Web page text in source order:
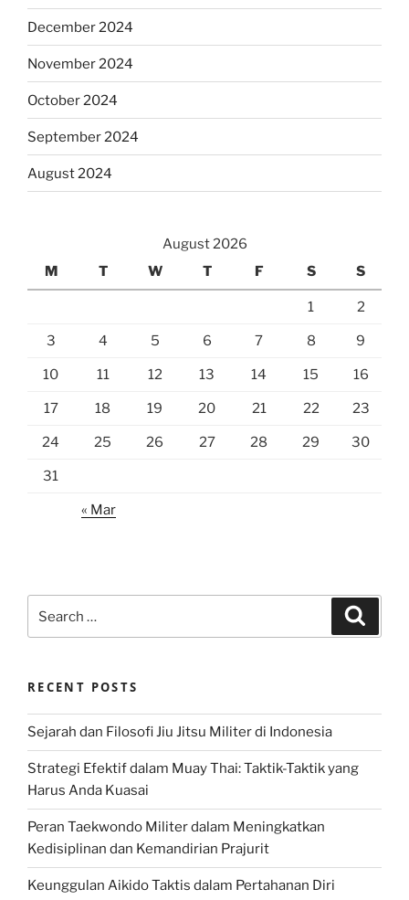
December 2024
November 2024
October 2024
September 2024
August 2024
August 2026
M
T W T F S S
1 2
3 4 5 6 7 8 9
10 11 12 13 14 15 16
17 18 19 20 21 22 23
24 25 26 27 28 29 30
31
« Mar
for:
RECENT POSTS
Sejarah dan Filosofi Jiu Jitsu Militer di Indonesia
Strategi Efektif dalam Muay Thai: Taktik-Taktik yang
Harus Anda Kuasai
Peran Taekwondo Militer dalam Meningkatkan
Kedisiplinan dan Kemandirian Prajurit
Keunggulan Aikido Taktis dalam Pertahanan Diri